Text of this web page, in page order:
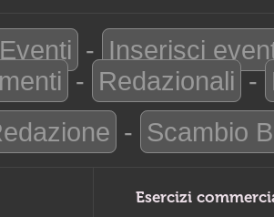
Eventi - Inserisci
- Redazionali -
- Scambio
Esercizi